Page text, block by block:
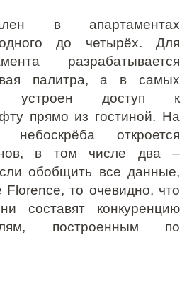
в апартаментах
до четырёх. Для
разрабатывается
палитра, а в самых
устроен доступ к
прямо из гостиной. На
откроется
в том числе два –
обобщить все данные,
то очевидно, что
составят конкуренцию
построенным по